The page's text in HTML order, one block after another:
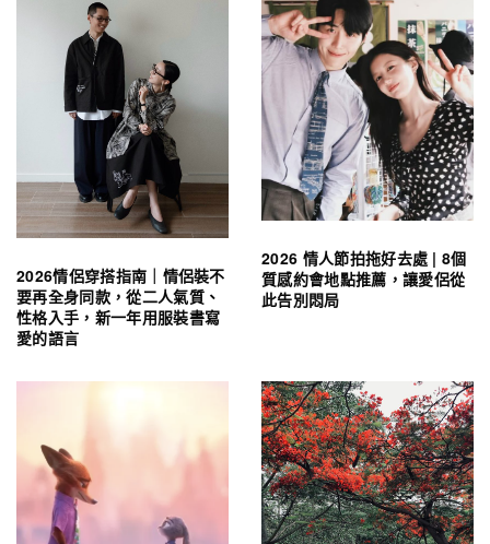
2026情侶穿搭指南｜情侶裝不
要再全身同款，從二人氣質、
性格入手，新一年用服裝書寫
愛的語言
2026 情人節拍拖好去處 | 8個
質感約會地點推薦，讓愛侶從
此告別悶局